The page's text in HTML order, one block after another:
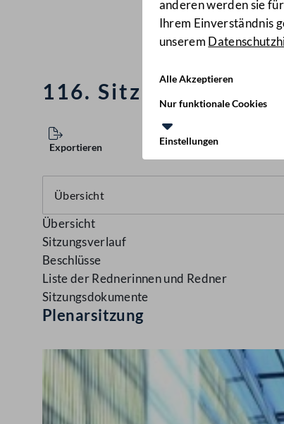
anderen werden sie
Ihrem Einverständnis
unserem
Alle Akzeptieren
Nur funktionale Cookies
Einstellungen
116. Sitzung des
Exportieren
Übersicht
Sitzungsverlauf
Beschlüsse
Liste der Rednerinnen und Redner
Sitzungsdokumente
Plenarsitzung